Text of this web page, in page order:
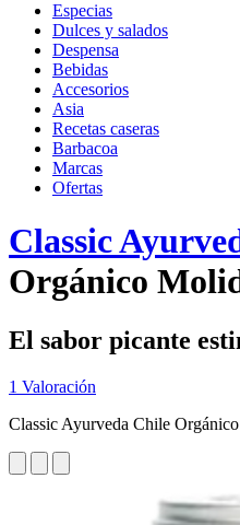
Especias
Dulces y salados
Despensa
Bebidas
Accesorios
Asia
Recetas caseras
Barbacoa
Marcas
Ofertas
Classic
Orgánico
El sabor picante
1 Valoración
Classic Ayurveda Chile